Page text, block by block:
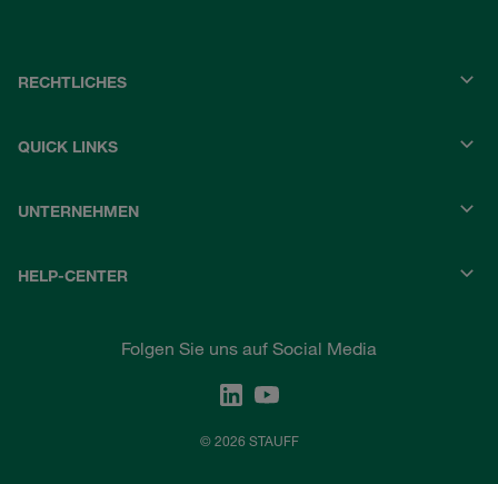
RECHTLICHES
QUICK LINKS
UNTERNEHMEN
HELP-CENTER
Folgen Sie uns auf Social Media
© 2026 STAUFF